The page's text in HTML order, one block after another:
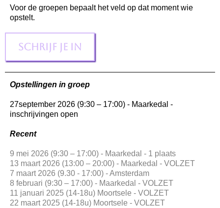
Voor de groepen bepaalt het veld op dat moment wie
opstelt.
Schrijf je in
Opstellingen in groep
27september 2026 (9:30 – 17:00) - Maarkedal -
inschrijvingen open
Recent
9 mei 2026 (9:30 – 17:00) - Maarkedal - 1 plaats
13 maart 2026 (13:00 – 20:00) - Maarkedal - VOLZET
7 maart 2026 (9.30 - 17:00) - Amsterdam
8 februari (9:30 – 17:00) - Maarkedal - VOLZET
11 januari 2025 (14-18u) Moortsele - VOLZET
22 maart 2025 (14-18u) Moortsele - VOLZET